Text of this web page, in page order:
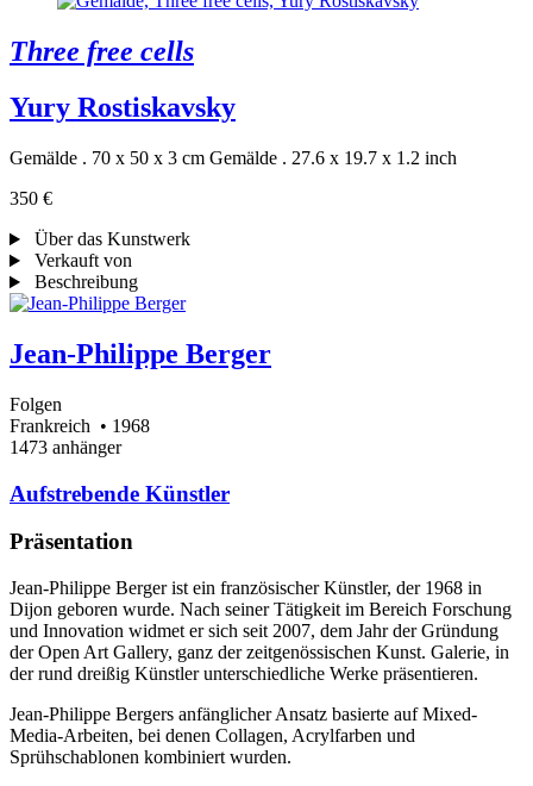
Three free cells
Yury Rostiskavsky
Gemälde . 70 x 50 x 3 cm Gemälde . 27.6 x 19.7 x 1.2 inch
350 €
Über das Kunstwerk
Verkauft von
Beschreibung
Jean-Philippe Berger
Folgen
Frankreich • 1968
1473 anhänger
Aufstrebende Künstler
Präsentation
Jean-Philippe Berger ist ein französischer Künstler, der 1968 in
Dijon geboren wurde. Nach seiner Tätigkeit im Bereich Forschung
und Innovation widmet er sich seit 2007, dem Jahr der Gründung
der Open Art Gallery, ganz der zeitgenössischen Kunst. Galerie, in
der rund dreißig Künstler unterschiedliche Werke präsentieren.
Jean-Philippe Bergers anfänglicher Ansatz basierte auf Mixed-
Media-Arbeiten, bei denen Collagen, Acrylfarben und
Sprühschablonen kombiniert wurden.